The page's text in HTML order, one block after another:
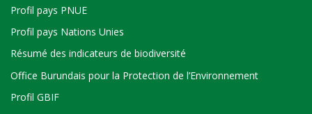
Profil pays PNUE
Profil pays Nations Unies
Résumé des indicateurs de biodiversité
Office Burundais pour la Protection de l’Environnement
Profil GBIF